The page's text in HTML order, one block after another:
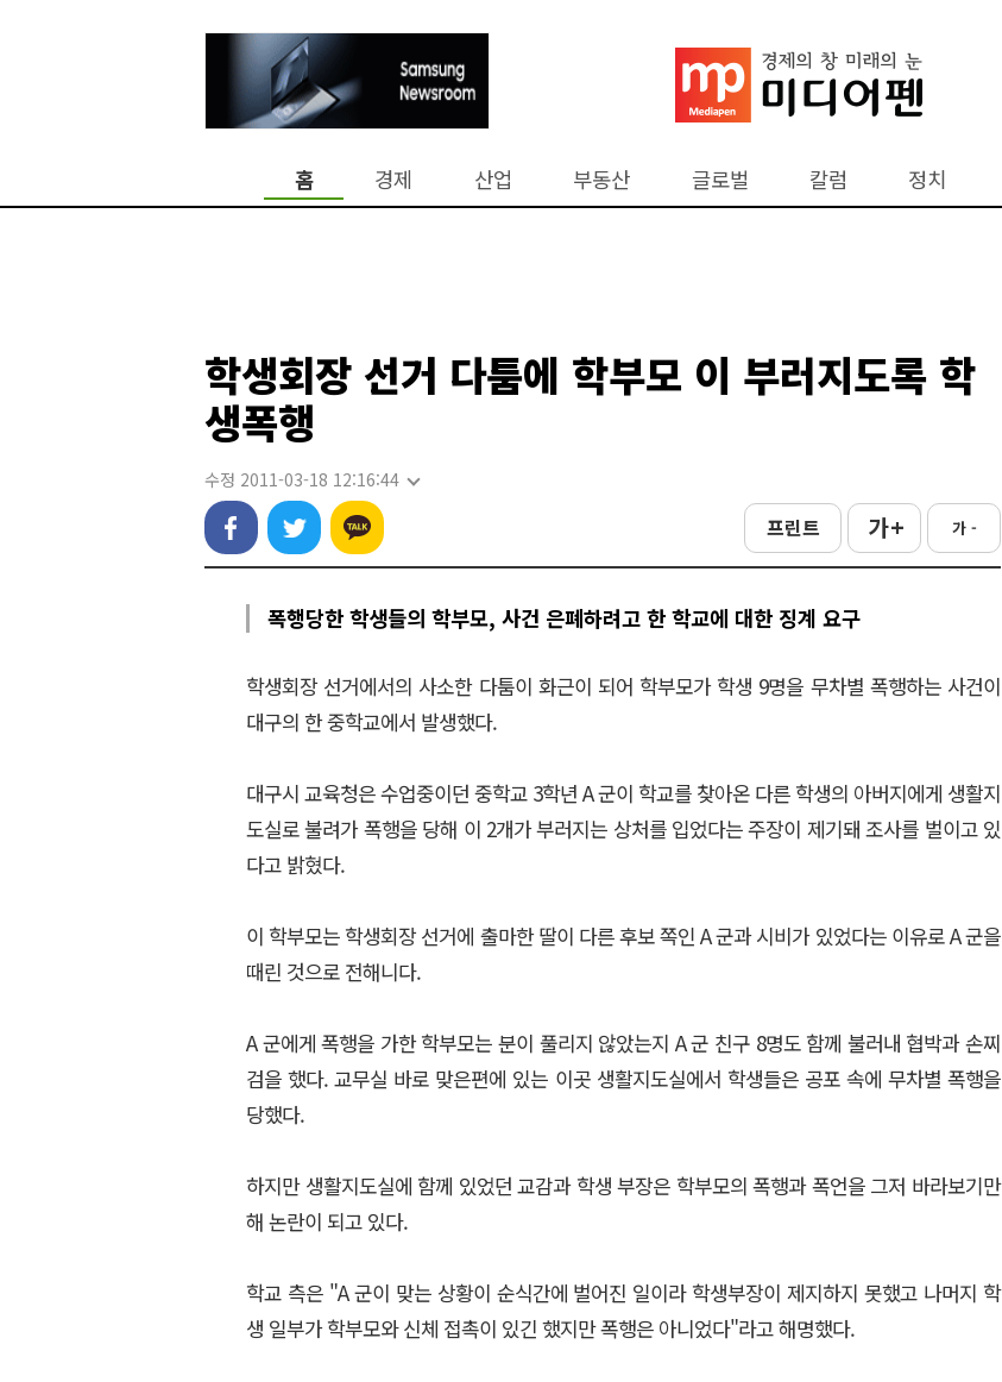
홈 경제 산업 부동산 글로벌 칼럼 정치
학생회장 선거 다툼에 학부모 이 부러지도록 학
생폭행
수정 2011-03-18 12:16:44
프린트 가 + 가 -
폭행당한 학생들의 학부모, 사건 은폐하려고 한 학교에 대한 징계 요구
학생회장 선거에서의 사소한 다툼이 화근이 되어 학부모가 학생 9명을 무차별 폭행하는 사건이
대구의 한 중학교에서 발생했다.
대구시 교육청은 수업중이던 중학교 3학년 A 군이 학교를 찾아온 다른 학생의 아버지에게 생활지
도실로 불려가 폭행을 당해 이 2개가 부러지는 상처를 입었다는 주장이 제기돼 조사를 벌이고 있
다고 밝혔다.
이 학부모는 학생회장 선거에 출마한 딸이 다른 후보 쪽인 A 군과 시비가 있었다는 이유로 A 군을
때린 것으로 전해니다.
A 군에게 폭행을 가한 학부모는 분이 풀리지 않았는지 A 군 친구 8명도 함께 불러내 협박과 손찌
검을 했다. 교무실 바로 맞은편에 있는 이곳 생활지도실에서 학생들은 공포 속에 무차별 폭행을
당했다.
하지만 생활지도실에 함께 있었던 교감과 학생 부장은 학부모의 폭행과 폭언을 그저 바라보기만
해 논란이 되고 있다.
학교 측은 "A 군이 맞는 상황이 순식간에 벌어진 일이라 학생부장이 제지하지 못했고 나머지 학
생 일부가 학부모와 신체 접촉이 있긴 했지만 폭행은 아니었다"라고 해명했다.